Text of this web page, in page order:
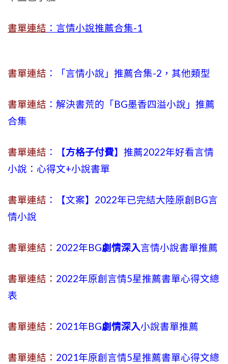
書單連結 ：言情小說推薦合集-1
書單連結 ：「言情小說」推薦合集-2，其他類型
書單連結 ：解決書荒的「BG墨香四溢小說」推薦
合集
書單連結 ：【方格子付費】推薦2022年好看言情
小說：心得文+小說書單
書單連結 ：【文案】2022年已完結大陸原創BG言
情小說
書單連結： 2022年BG劇情深入言情小說書單推薦
書單連結： 2022年原創言情5星推薦書單心得文總
表
書單連結： 2021年BG劇情深入小說書單推薦
書單連結： 2021年原創言情5星推薦書單心得文總